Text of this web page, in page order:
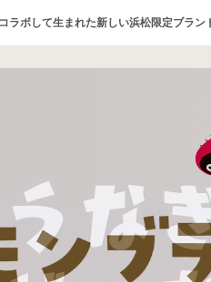
ラボして生まれた新しい浜松限定ブラン